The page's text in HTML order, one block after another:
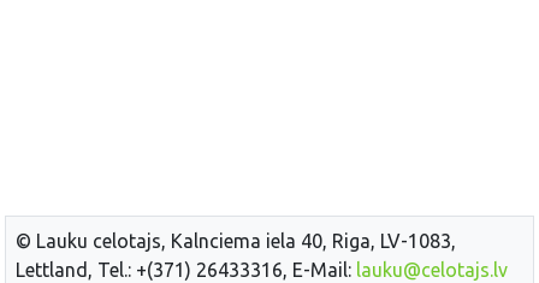
© Lauku celotajs, Kalnciema iela 40, Riga, LV-1083,
Lettland, Tel.: +(371) 26433316, E-Mail: lauku@celotajs.lv